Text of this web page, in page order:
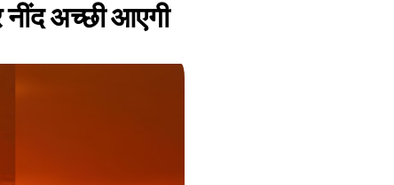
अच्छी आएगी